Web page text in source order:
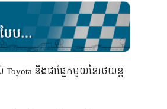
និងជាផ្នែកមួយនៃរថយន្ត